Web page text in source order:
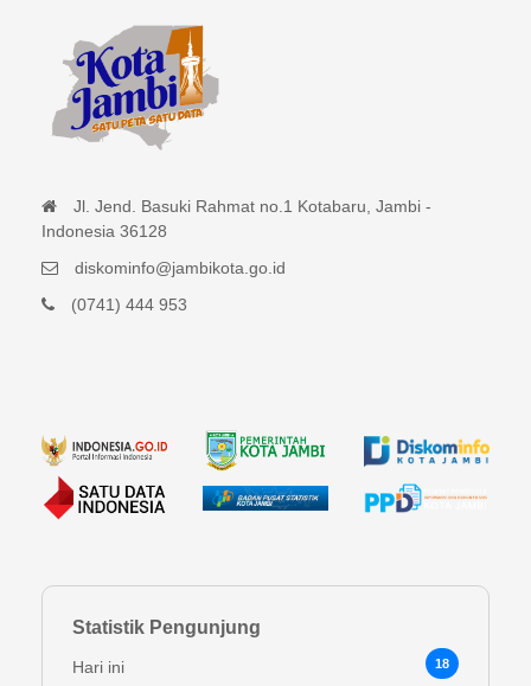
Jl. Jend. Basuki Rahmat no.1 Kotabaru, Jambi -
Indonesia 36128
diskominfo@jambikota.go.id
(0741) 444 953
Statistik Pengunjung
Hari ini 18